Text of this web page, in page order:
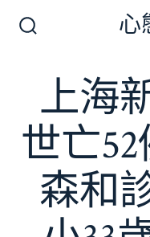
開
關
心
上海
世亡
森和